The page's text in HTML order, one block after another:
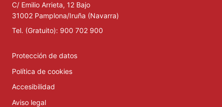
C/ Emilio Arrieta, 12 Bajo
31002 Pamplona/Iruña (Navarra)
Tel. (Gratuito): 900 702 900
Protección de datos
Política de cookies
Accesibilidad
Aviso legal